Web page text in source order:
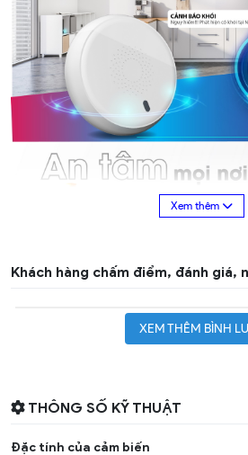
Khách hàng chấm điểm, đánh giá,
XEM THÊM BÌNH
THÔNG SỐ KỸ THUẬT
Đặc tính của cảm biến